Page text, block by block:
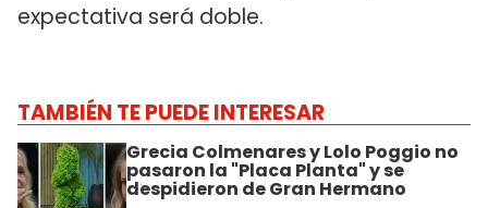
expectativa será doble.
TAMBIÉN TE PUEDE INTERESAR
Grecia Colmenares y Lolo Poggio no
pasaron la "Placa Planta" y se
despidieron de Gran Hermano